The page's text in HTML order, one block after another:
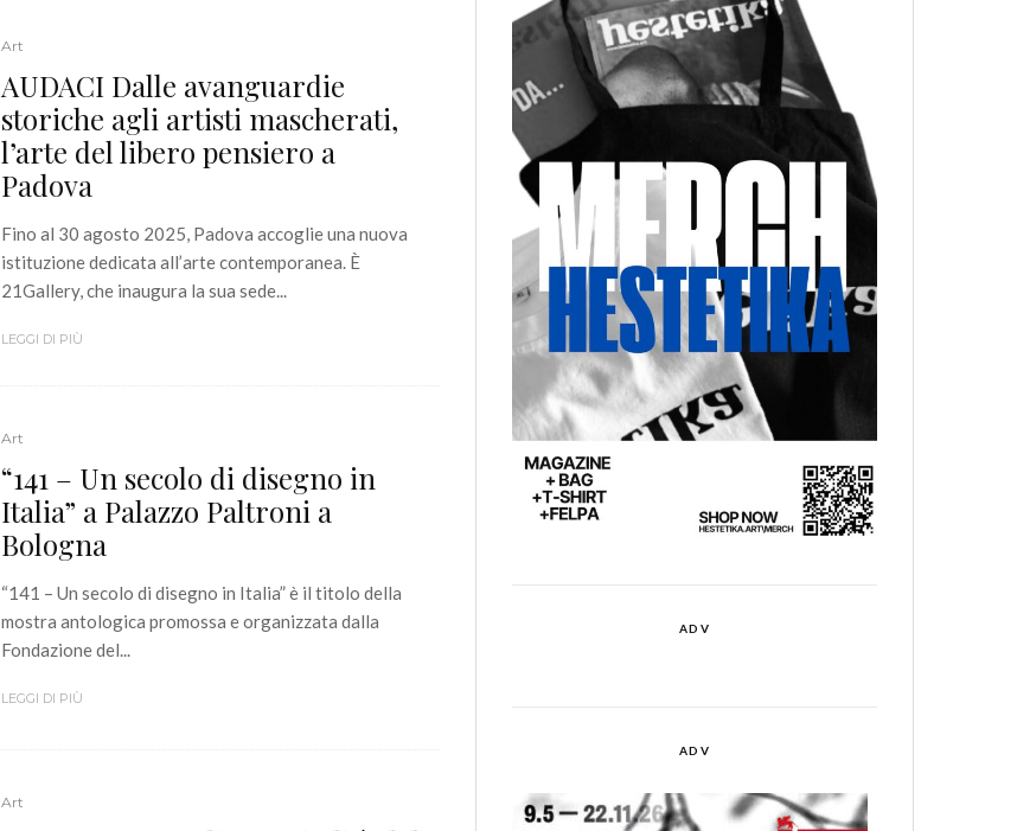
Art
AUDACI Dalle avanguardie
storiche agli artisti mascherati,
l’arte del libero pensiero a
Padova
Fino al 30 agosto 2025, Padova accoglie una nuova
istituzione dedicata all’arte contemporanea. È
21Gallery, che inaugura la sua sede...
LEGGI DI PIÙ
Art
“141 – Un secolo di disegno in
Italia” a Palazzo Paltroni a
Bologna
“141 – Un secolo di disegno in Italia” è il titolo della
mostra antologica promossa e organizzata dalla
Fondazione del...
LEGGI DI PIÙ
Art
ADV
ADV